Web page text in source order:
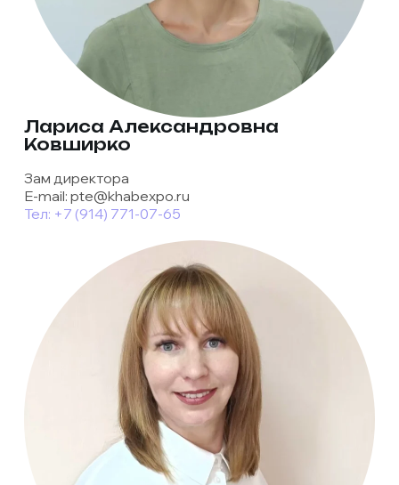
Лариса Александровна
Ковширко
Зам директора
E-mail: pte@khabexpo.ru
Тел: +7 (914) 771-07-65